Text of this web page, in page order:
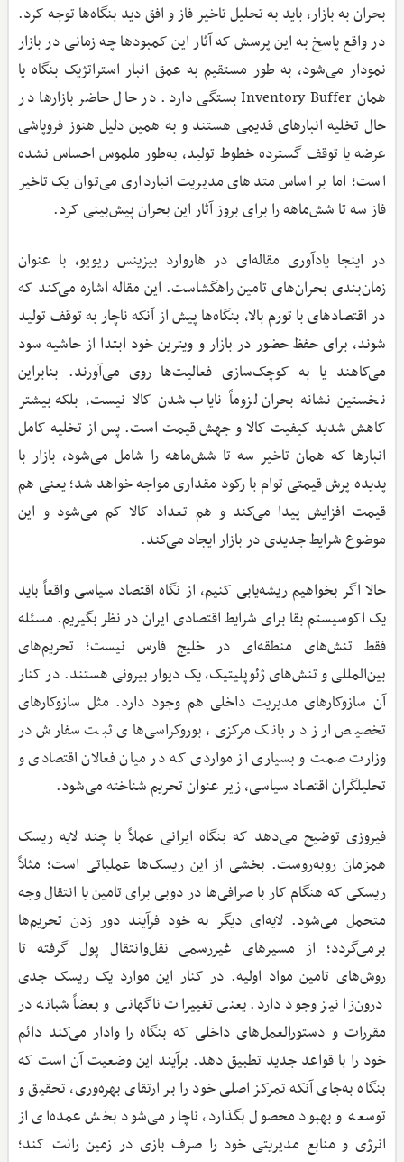
بحران به بازار، باید به تحلیل تاخیر فاز و افق دید بنگاه‌ها توجه کرد.
در واقع پاسخ به این پرسش که آثار این کمبودها چه زمانی در بازار
نمودار می‌شود، به طور مستقیم به عمق انبار استراتژیک بنگاه یا
همان Inventory Buffer بستگی دارد. در حال حاضر بازارها در
حال تخلیه انبارهای قدیمی هستند و به همین دلیل هنوز فروپاشی
عرضه یا توقف گسترده خطوط تولید، به‌طور ملموس احساس نشده
است؛ اما بر اساس متدهای مدیریت انبارداری می‌توان یک تاخیر
فاز سه تا شش‌ماهه را برای بروز آثار این بحران پیش‌بینی کرد.
در اینجا یادآوری مقاله‌ای در هاروارد بیزینس ریویو، با عنوان
زمان‌بندی بحران‌های تامین راهگشاست. این مقاله اشاره می‌کند که
در اقتصادهای با تورم بالا، بنگاه‌ها پیش از آنکه ناچار به توقف تولید
شوند، برای حفظ حضور در بازار و ویترین خود ابتدا از حاشیه سود
می‌کاهند یا به کوچک‌سازی فعالیت‌ها روی می‌آورند. بنابراین
نخستین نشانه بحران لزوماً نایاب شدن کالا نیست، بلکه بیشتر
کاهش شدید کیفیت کالا و جهش قیمت است. پس از تخلیه کامل
انبارها که همان تاخیر سه تا شش‌ماهه را شامل می‌شود، بازار با
پدیده پرش قیمتی توام با رکود مقداری مواجه خواهد شد؛ یعنی هم
قیمت افزایش پیدا می‌کند و هم تعداد کالا کم می‌شود و این
موضوع شرایط جدیدی در بازار ایجاد می‌کند.
حالا اگر بخواهیم ریشه‌یابی کنیم، از نگاه اقتصاد سیاسی واقعاً باید
یک اکوسیستم بقا برای شرایط اقتصادی ایران در نظر بگیریم. مسئله
فقط تنش‌های منطقه‌ای در خلیج فارس نیست؛ تحریم‌های
بین‌المللی و تنش‌های ژئوپلیتیک، یک دیوار بیرونی‌ هستند. در کنار
آن سازوکار‌های مدیریت داخلی هم وجود دارد. مثل سازوکارهای
تخصیص ارز در بانک مرکزی، بوروکراسی‌های ثبت سفارش در
وزارت صمت و بسیاری از مواردی که در میان فعالان اقتصادی و
تحلیلگران اقتصاد سیاسی، زیر عنوان تحریم شناخته می‌شود.
فیروزی توضیح می‌دهد که بنگاه ایرانی عملاً با چند لایه ریسک
همزمان روبه‌روست. بخشی از این ریسک‌ها عملیاتی است؛ مثلاً
ریسکی که هنگام کار با صرافی‌ها در دوبی برای تامین یا انتقال وجه
متحمل می‌شود. لایه‌ای دیگر به خود فرآیند دور زدن تحریم‌ها
برمی‌گردد؛ از مسیرهای غیررسمی نقل‌وانتقال پول گرفته تا
روش‌های تامین مواد اولیه. در کنار این موارد یک ریسک جدی
درون‌زا نیز وجود دارد. یعنی تغییرات ناگهانی و بعضاً شبانه در
مقررات و دستورالعمل‌های داخلی که بنگاه را وادار می‌کند دائم
خود را با قواعد جدید تطبیق دهد. برآیند این وضعیت آن است که
بنگاه به‌جای آنکه تمرکز اصلی خود را بر ارتقای بهره‌وری، تحقیق و
توسعه و بهبود محصول بگذارد، ناچار می‌شود بخش عمده‌ای از
انرژی و منابع مدیریتی خود را صرف بازی در زمین رانت کند؛